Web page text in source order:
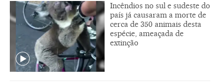
Incêndios no sul e sudeste do
país já causaram a morte de
cerca de 350 animais desta
espécie, ameaçada de
extinção